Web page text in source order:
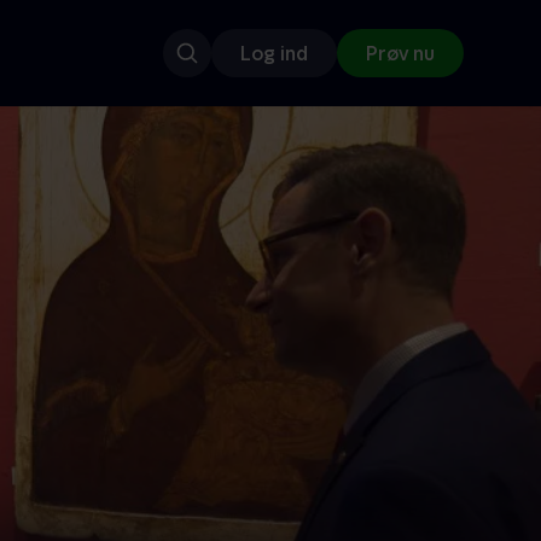
Log ind Prøv nu